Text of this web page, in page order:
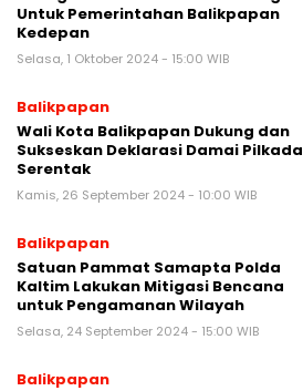
Untuk Pemerintahan Balikpapan
Kedepan
Selasa, 1 Oktober 2024 - 15:00 WIB
Balikpapan
Wali Kota Balikpapan Dukung dan
Sukseskan Deklarasi Damai Pilkada
Serentak
Kamis, 26 September 2024 - 10:00 WIB
Balikpapan
Satuan Pammat Samapta Polda
Kaltim Lakukan Mitigasi Bencana
untuk Pengamanan Wilayah
Selasa, 24 September 2024 - 15:00 WIB
Balikpapan